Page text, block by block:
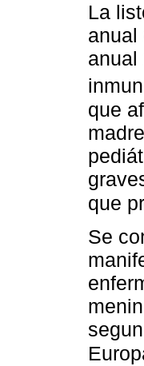
La
anual
anual
que
que
Se